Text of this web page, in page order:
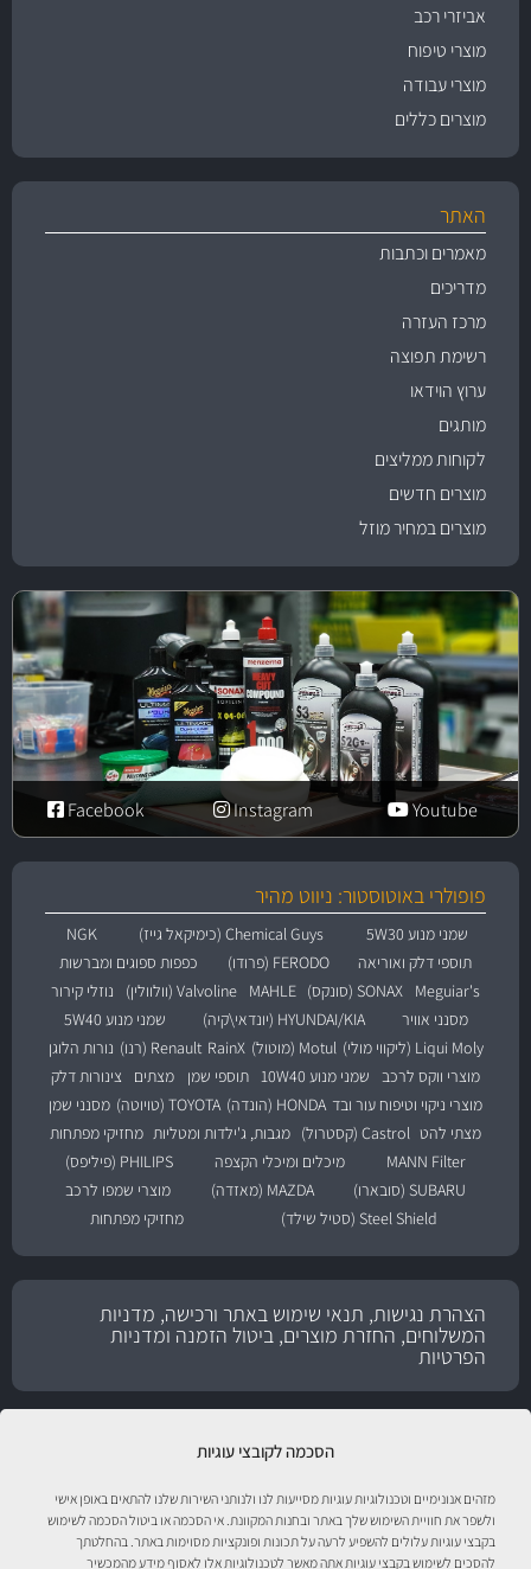
הסכמה לקובצי עוגיות
מזהים אנונימיים וטכנולוגיות עוגיות מסייעות לנו ולנותני השירות שלנו להתאים באופן אישי
ולשפר את חוויית השימוש שלך באתר ובחנות המקוונת. אי הסכמה או ביטול הסכמה לשימוש
בקבצי עוגיות עלולים להשפיע לרעה על תכונות ופונקציות מסוימות באתר. בהחלטתך
להסכים לשימוש בקבצי עוגיות אתה מאשר לטכנולוגיות אלו לאסוף מידע מהמכשיר
אביזרי רכב
מוצרי טיפוח
מוצרי עבודה
מוצרים כללים
האתר
מאמרים וכתבות
מדריכים
מרכז העזרה
רשימת תפוצה
ערוץ הוידאו
מותגים
לקוחות ממליצים
מוצרים חדשים
מוצרים במחיר מוזל
Youtube
Instagram
Facebook
פופולרי באוטוסטור: ניווט מהיר
שמני מנוע 5W30 Chemical Guys (כימיקאל גייז)
NGK
תוספי דלק ואוריאה
FERODO (פרודו)
כפפות ספוגים ומברשות
Meguiar's
SONAX (סונקס) MAHLE Valvoline (וולוולין)
נוזלי קירור
מסנני אוויר
HYUNDAI/KIA (יונדאי\קיה)
שמני מנוע 5W40
Liqui Moly (ליקווי מולי)
Motul (מוטול) RainX Renault (רנו)
נורות הלוגן
מוצרי ווקס לרכב
שמני מנוע 10W40 תוספי שמן מצתים
צינורות דלק
מוצרי ניקוי וטיפוח עור ובד HONDA (הונדה) TOYOTA (טויוטה)
מסנני שמן
מצתי להט Castrol (קסטרול) מגבות, ג'ילדות ומטליות מחזיקי מפתחות
MANN Filter
מיכלים ומיכלי הקצפה
PHILIPS (פיליפס)
SUBARU (סובארו)
MAZDA (מאזדה)
מוצרי שמפו לרכב
Steel Shield (סטיל שילד)
מחזיקי מפתחות
הצהרת נגישות, תנאי שימוש באתר ורכישה, מדניות
המשלוחים, החזרת מוצרים, ביטול הזמנה ומדניות
הפרטיות